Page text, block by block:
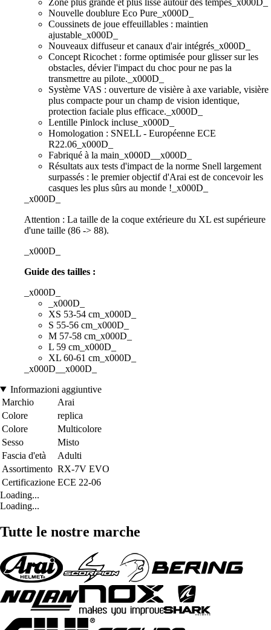
Nouvelle doublure Eco Pure_x000D_
Coussinets de joue effeuillables : maintien
ajustable_x000D_
Nouveaux diffuseur et canaux d'air intégrés_x000D_
Concept Ricochet : forme optimisée pour glisser sur les
obstacles, dévier l'impact du choc pour ne pas la
transmettre au pilote._x000D_
Système VAS : ouverture de visière à axe variable, visière
plus compacte pour un champ de vision identique,
protection faciale plus efficace._x000D_
Lentille Pinlock incluse_x000D_
Homologation : SNELL - Européenne ECE
R22.06_x000D_
Fabriqué à la main_x000D__x000D_
Résultats aux tests d'impact de la norme Snell largement
surpassés : le premier objectif d'Arai est de concevoir les
casques les plus sûrs au monde !_x000D_
_x000D_
Attention : La taille de la coque extérieure du XL est supérieure
d'une taille (86 -> 88).
_x000D_
Guide des tailles :
_x000D_
_x000D_
XS 53-54 cm_x000D_
S 55-56 cm_x000D_
M 57-58 cm_x000D_
L 59 cm_x000D_
XL 60-61 cm_x000D_
_x000D__x000D_
Informazioni aggiuntive
Marchio
Arai
Colore
replica
Colore
Multicolore
Sesso
Misto
Fascia d'età
Adulti
Assortimento RX-7V EVO
Certificazione ECE 22-06
Loading...
Loading...
Tutte le nostre marche